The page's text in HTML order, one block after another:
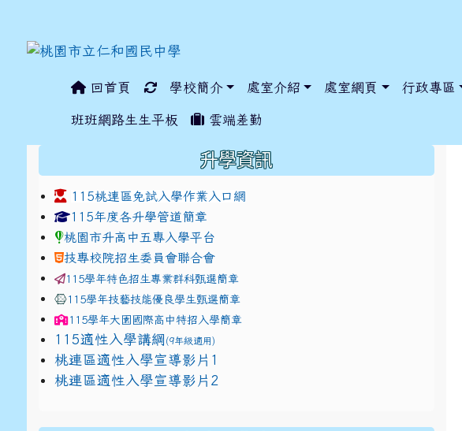
回首頁 學校簡介 處室介紹 處室網頁 行政專區
班班網路生生平板 雲端差勤
升學資訊
115桃連區免試入學作業入口網
link to https://www.jhjhs.tyc.edu.tw/modules/tadnews/
115年度各升學管道簡章link to http://tyc.entry.edu.tw/
link to http://tyc.entry.edu.tw/
桃園市升高中五專入學平台
技專校院招生委員會聯合會
115學年特色招生專業群科甄選簡章
115學年技藝技能優良學生甄選簡章
115學年大園國際高中特招入學簡章
115適性入學講綱 (9年級適用)
link to https://docs.google.com/presentation/d/
桃連區適性入學宣導影片1
link to https://docs.google.com/presentation/d/
桃連區適性入學宣導影片2 link to